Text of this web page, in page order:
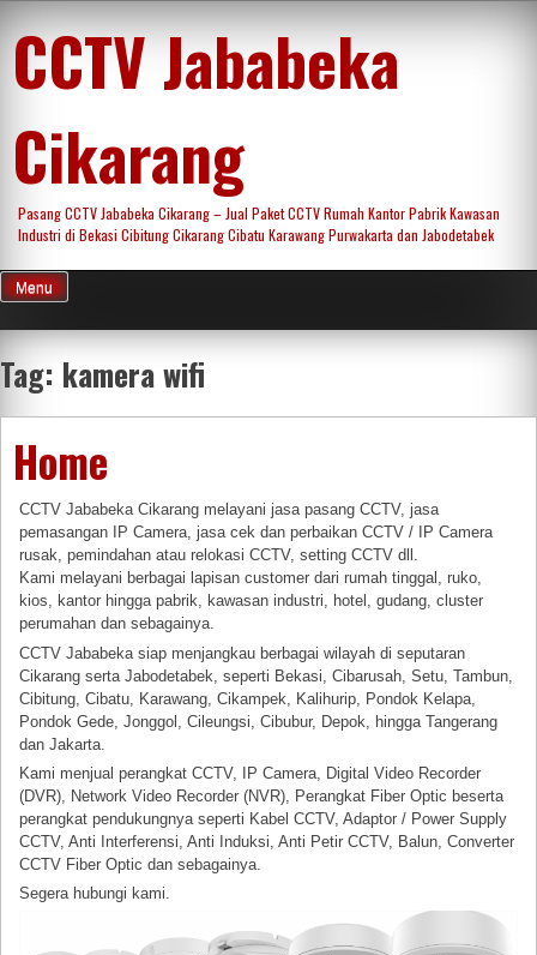
content
CCTV Jababeka
Cikarang
Pasang CCTV Jababeka Cikarang – Jual Paket CCTV Rumah Kantor Pabrik Kawasan
Industri di Bekasi Cibitung Cikarang Cibatu Karawang Purwakarta dan Jabodetabek
Menu
Tag: kamera wifi
Home
CCTV Jababeka Cikarang melayani jasa pasang CCTV, jasa
pemasangan IP Camera, jasa cek dan perbaikan CCTV / IP Camera
rusak, pemindahan atau relokasi CCTV, setting CCTV dll.
Kami melayani berbagai lapisan customer dari rumah tinggal, ruko,
kios, kantor hingga pabrik, kawasan industri, hotel, gudang, cluster
perumahan dan sebagainya.
CCTV Jababeka siap menjangkau berbagai wilayah di seputaran
Cikarang serta Jabodetabek, seperti Bekasi, Cibarusah, Setu, Tambun,
Cibitung, Cibatu, Karawang, Cikampek, Kalihurip, Pondok Kelapa,
Pondok Gede, Jonggol, Cileungsi, Cibubur, Depok, hingga Tangerang
dan Jakarta.
Kami menjual perangkat CCTV, IP Camera, Digital Video Recorder
(DVR), Network Video Recorder (NVR), Perangkat Fiber Optic beserta
perangkat pendukungnya seperti Kabel CCTV, Adaptor / Power Supply
CCTV, Anti Interferensi, Anti Induksi, Anti Petir CCTV, Balun, Converter
CCTV Fiber Optic dan sebagainya.
Segera hubungi kami.